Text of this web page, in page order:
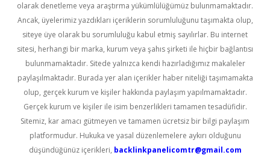
olarak denetleme veya araştırma yükümlülüğümüz bulunmamaktadır.
Ancak, üyelerimiz yazdıkları içeriklerin sorumluluğunu taşımakta olup,
siteye üye olarak bu sorumluluğu kabul etmiş sayılırlar. Bu internet
sitesi, herhangi bir marka, kurum veya şahıs şirketi ile hiçbir bağlantısı
bulunmamaktadır. Sitede yalnızca kendi hazırladığımız makaleler
paylaşılmaktadır. Burada yer alan içerikler haber niteliği taşımamakta
olup, gerçek kurum ve kişiler hakkında paylaşım yapılmamaktadır.
Gerçek kurum ve kişiler ile isim benzerlikleri tamamen tesadüfidir.
Sitemiz, kar amacı gütmeyen ve tamamen ücretsiz bir bilgi paylaşım
platformudur. Hukuka ve yasal düzenlemelere aykırı olduğunu
düşündüğünüz içerikleri, backlinkpanelicomtr@gmail.com